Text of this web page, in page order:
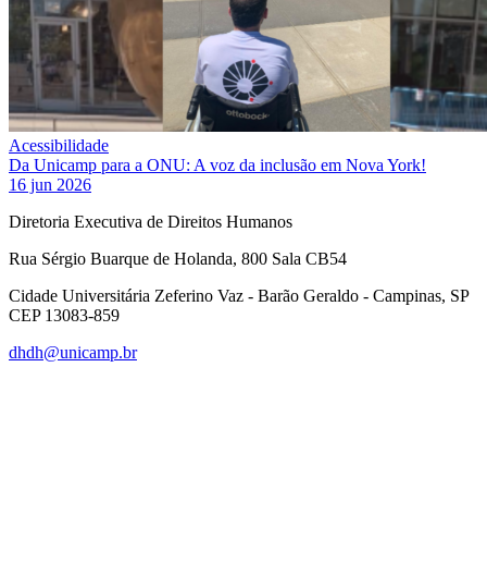
Acessibilidade
Da Unicamp para a ONU: A voz da inclusão em Nova York!
16 jun 2026
Diretoria Executiva de Direitos Humanos
Rua Sérgio Buarque de Holanda, 800 Sala CB54
Cidade Universitária Zeferino Vaz - Barão Geraldo - Campinas, SP
CEP 13083-859
dhdh@unicamp.br